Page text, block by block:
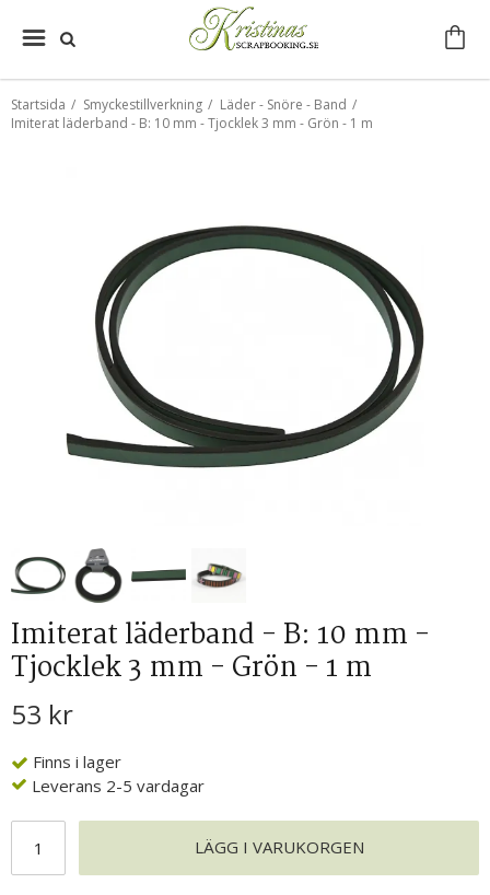
Startsida / Smyckestillverkning / Läder - Snöre - Band /
Imiterat läderband - B: 10 mm - Tjocklek 3 mm - Grön - 1 m
Imiterat läderband - B: 10 mm -
Tjocklek 3 mm - Grön - 1 m
53 kr
Finns i lager
Leverans 2-5 vardagar
LÄGG I VARUKORGEN